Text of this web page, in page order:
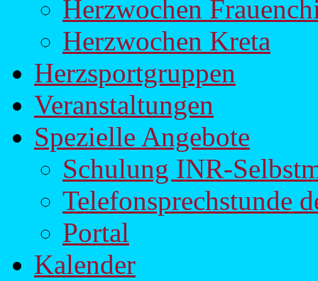
Herzwochen
Herzwochen Kreta
Herzsportgruppen
Veranstaltungen
Spezielle Angebote
Schulung INR-
Telefonsprechstunde
Portal
Kalender